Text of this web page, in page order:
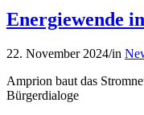
Energiewende
22. November 2024/in
Amprion baut das
Bürgerdialoge